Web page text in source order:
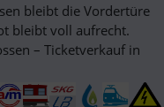
bleibt die Vordertüre
bleibt voll aufrecht.
– Ticketverkauf in